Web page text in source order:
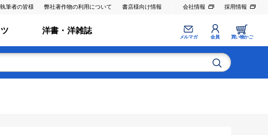
執筆者の皆様 弊社著作物の利用について 書店様向け情報 会社情報 採用情報
洋書・洋雑誌
メルマガ 会員 買い物かご